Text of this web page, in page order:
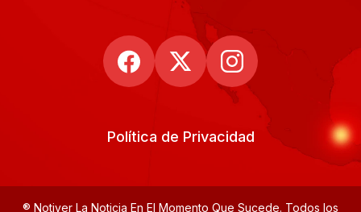
Política de Privacidad
® Notiver La Noticia En El Momento Que Sucede. Todos los